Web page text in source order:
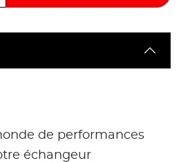
de performances
échangeur